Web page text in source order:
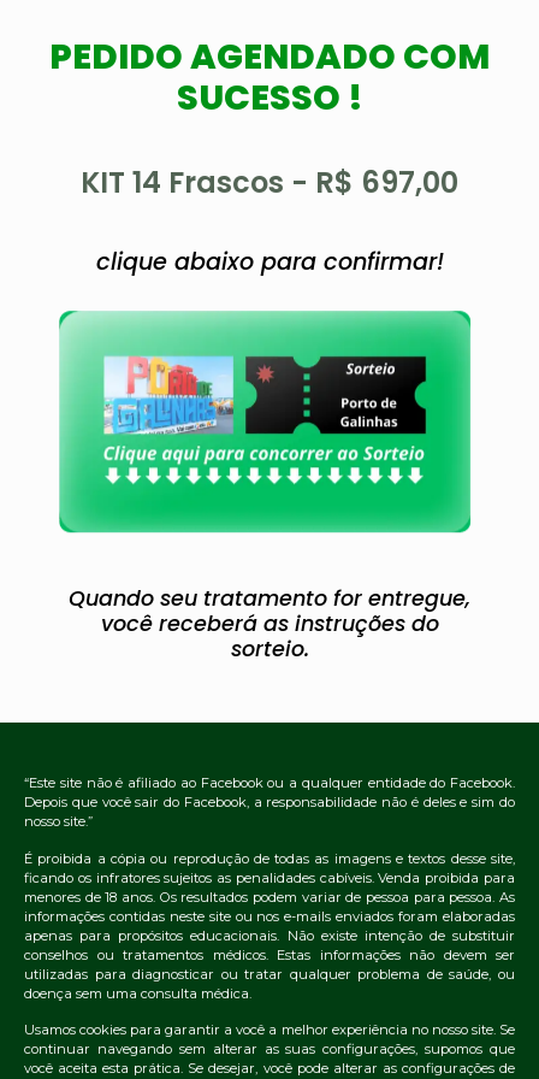
PEDIDO AGENDADO COM
SUCESSO !
KIT 14 Frascos - R$ 697,00
clique abaixo para confirmar!​
Quando seu tratamento for entregue,
você receberá as instruções do
sorteio.​
“Este site não é afiliado ao Facebook ou a qualquer entidade do Facebook.
Depois que você sair do Facebook, a responsabilidade não é deles e sim do
nosso site.”
É proibida a cópia ou reprodução de todas as imagens e textos desse site,
ficando os infratores sujeitos as penalidades cabíveis. Venda proibida para
menores de 18 anos. Os resultados podem variar de pessoa para pessoa. As
informações contidas neste site ou nos e-mails enviados foram elaboradas
apenas para propósitos educacionais. Não existe intenção de substituir
conselhos ou tratamentos médicos. Estas informações não devem ser
utilizadas para diagnosticar ou tratar qualquer problema de saúde, ou
doença sem uma consulta médica.
Usamos cookies para garantir a você a melhor experiência no nosso site. Se
continuar navegando sem alterar as suas configurações, supomos que
você aceita esta prática. Se desejar, você pode alterar as configurações de